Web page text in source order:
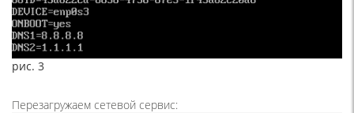
рис. 3
Перезагружаем сетевой сервис: